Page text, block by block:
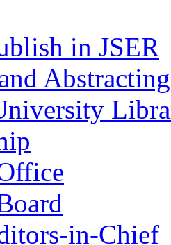
in JSER
Abstracting
in-Chief